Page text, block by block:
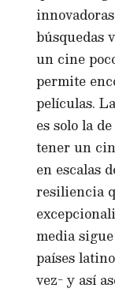
búsquedas
un cine
permite
películas.
es solo la
tener un
en escalas
resiliencia
media
países
vez- y así